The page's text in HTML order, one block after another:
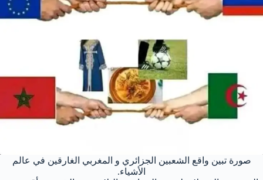
صورة تبين واقع الشعبين الجزائري و المغربي الغارقين في عالم
الأشياء.